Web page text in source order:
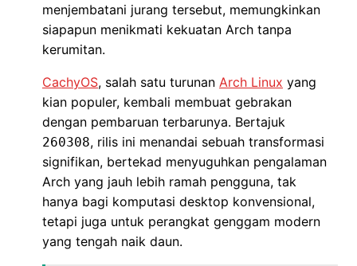
menjembatani jurang tersebut, memungkinkan
siapapun menikmati kekuatan Arch tanpa
kerumitan.
CachyOS, salah satu turunan Arch Linux yang
kian populer, kembali membuat gebrakan
dengan pembaruan terbarunya. Bertajuk
260308, rilis ini menandai sebuah transformasi
signifikan, bertekad menyuguhkan pengalaman
Arch yang jauh lebih ramah pengguna, tak
hanya bagi komputasi desktop konvensional,
tetapi juga untuk perangkat genggam modern
yang tengah naik daun.